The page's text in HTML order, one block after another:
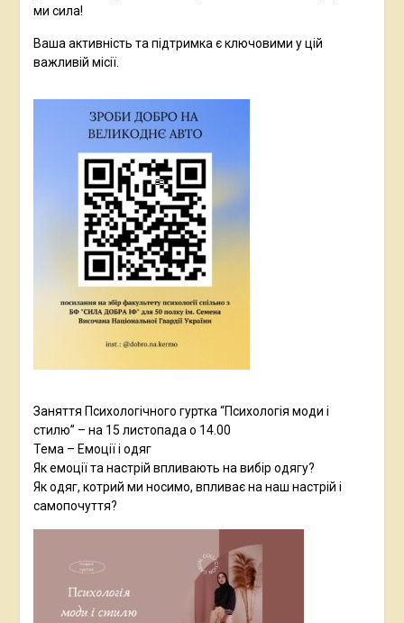
ми сила!
Ваша активність та підтримка є ключовими у цій
важливій місії.
Заняття Психологічного гуртка “Психологія моди і
стилю” – на 15 листопада о 14.00
Тема – Емоції і одяг
Як емоції та настрій впливають на вибір одягу?
Як одяг, котрий ми носимо, впливає на наш настрій і
самопочуття?